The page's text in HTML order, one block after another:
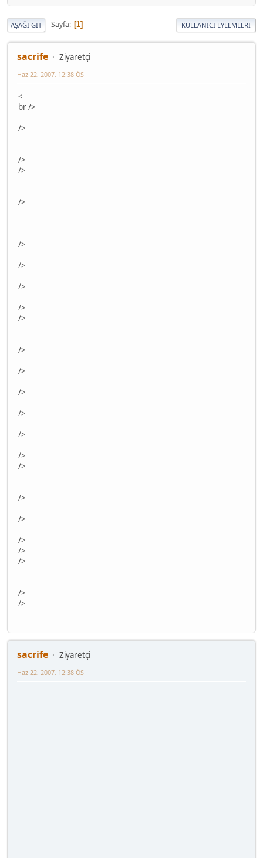
AŞAĞI GIT Sayfa 1 KULLANICI EYLEMLERI
sacrife Ziyaretçi
Haz 22, 2007, 12:38 ÖS
<
br />
/>
/>
/>
/>
/>
/>
/>
/>
/>
/>
/>
/>
/>
/>
/>
/>
/>
/>
/>
/>
/>
/>
/>
sacrife Ziyaretçi
Haz 22, 2007, 12:38 ÖS